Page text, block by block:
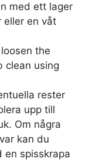
med ett lager
eller en våt
the
clean using
rester
upp till
Om några
kan du
en spisskrapa